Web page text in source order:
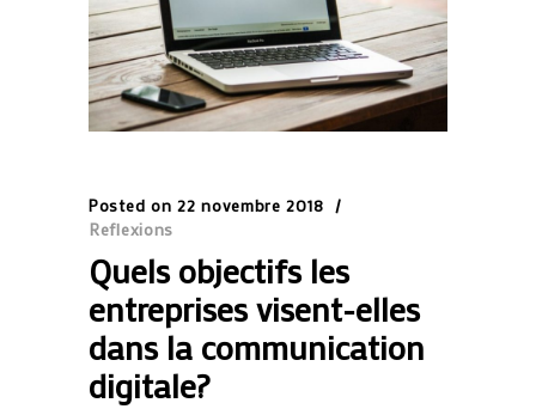
Posted on 22 novembre 2018
Reflexions
Quels objectifs les
entreprises visent-elles
dans la communication
digitale?